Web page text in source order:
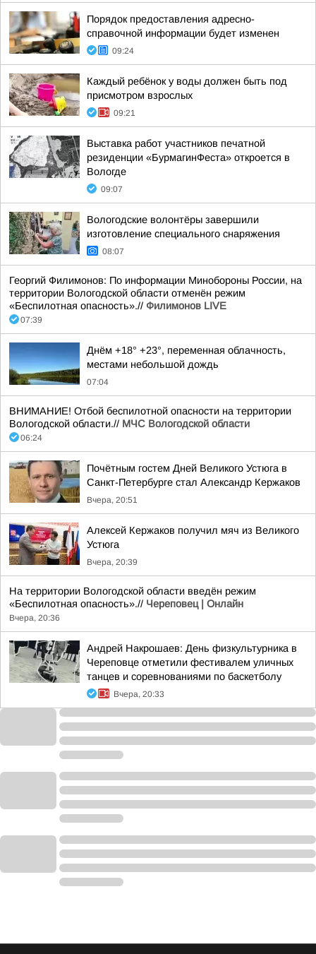
Порядок предоставления адресно-
справочной информации будет изменен
09:24
Каждый ребёнок у воды должен быть под
присмотром взрослых
09:21
Выставка работ участников печатной
резиденции «БурмагинФеста» откроется в
Вологде
09:07
Вологодские волонтёры завершили
изготовление специального снаряжения
08:07
Георгий Филимонов: По информации Минобороны России, на
территории Вологодской области отменён режим
«Беспилотная опасность».// Филимонов LIVE
07:39
Днём +18° +23°, переменная облачность,
местами небольшой дождь
07:04
ВНИМАНИЕ! Отбой беспилотной опасности на территории
Вологодской области.// МЧС Вологодской области
06:24
Почётным гостем Дней Великого Устюга в
Санкт-Петербурге стал Александр Кержаков
Вчера, 20:51
Алексей Кержаков получил мяч из Великого
Устюга
Вчера, 20:39
На территории Вологодской области введён режим
«Беспилотная опасность».// Череповец | Онлайн
Вчера, 20:36
Андрей Накрошаев: День физкультурника в
Череповце отметили фестивалем уличных
танцев и соревнованиями по баскетболу
Вчера, 20:33